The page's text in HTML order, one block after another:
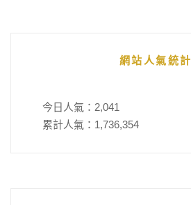
網站人氣統計
今日人氣： 2,041
累計人氣： 1,736,354